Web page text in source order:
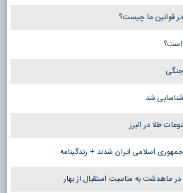
قوانین ما چیست؟
است؟
طلا در البرز
اسلامی ایران شدند + زندگینامه
ماهدشت به مناسبت استقبال از بهار